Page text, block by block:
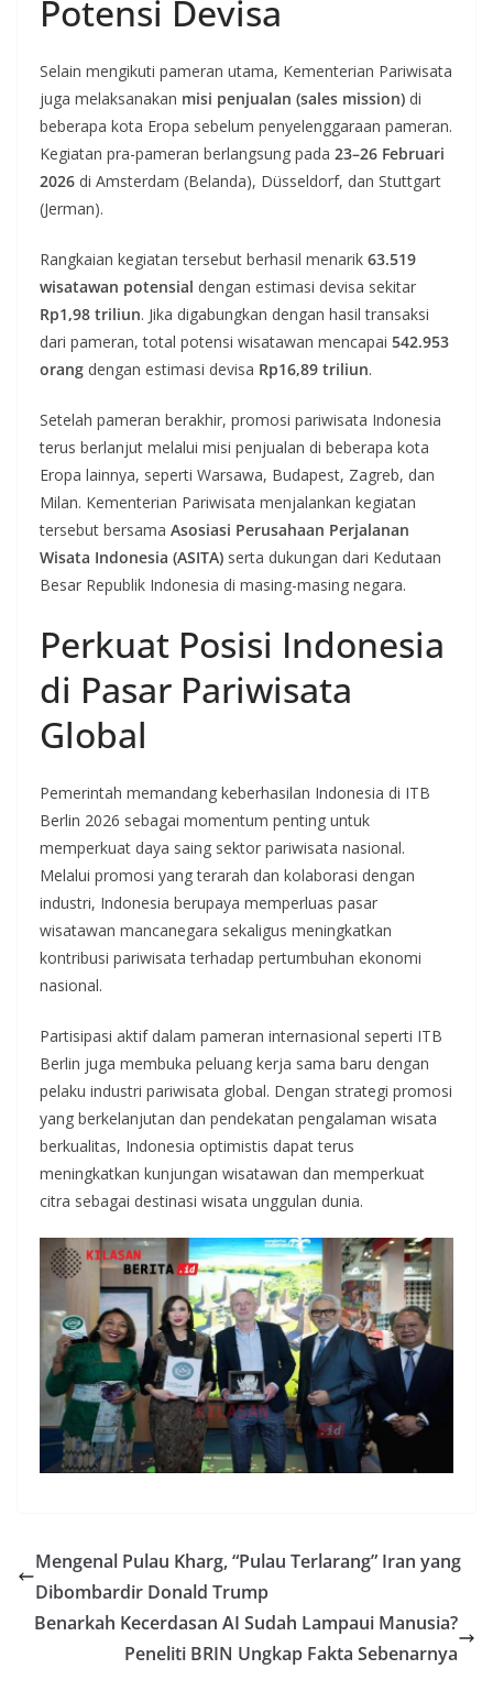
Potensi Devisa
Selain mengikuti pameran utama, Kementerian Pariwisata
juga melaksanakan misi penjualan (sales mission) di
beberapa kota Eropa sebelum penyelenggaraan pameran.
Kegiatan pra-pameran berlangsung pada 23–26 Februari
2026 di Amsterdam (Belanda), Düsseldorf, dan Stuttgart
(Jerman).
Rangkaian kegiatan tersebut berhasil menarik 63.519
wisatawan potensial dengan estimasi devisa sekitar
Rp1,98 triliun. Jika digabungkan dengan hasil transaksi
dari pameran, total potensi wisatawan mencapai 542.953
orang dengan estimasi devisa Rp16,89 triliun.
Setelah pameran berakhir, promosi pariwisata Indonesia
terus berlanjut melalui misi penjualan di beberapa kota
Eropa lainnya, seperti Warsawa, Budapest, Zagreb, dan
Milan. Kementerian Pariwisata menjalankan kegiatan
tersebut bersama Asosiasi Perusahaan Perjalanan
Wisata Indonesia (ASITA) serta dukungan dari Kedutaan
Besar Republik Indonesia di masing-masing negara.
Perkuat Posisi Indonesia
di Pasar Pariwisata
Global
Pemerintah memandang keberhasilan Indonesia di ITB
Berlin 2026 sebagai momentum penting untuk
memperkuat daya saing sektor pariwisata nasional.
Melalui promosi yang terarah dan kolaborasi dengan
industri, Indonesia berupaya memperluas pasar
wisatawan mancanegara sekaligus meningkatkan
kontribusi pariwisata terhadap pertumbuhan ekonomi
nasional.
Partisipasi aktif dalam pameran internasional seperti ITB
Berlin juga membuka peluang kerja sama baru dengan
pelaku industri pariwisata global. Dengan strategi promosi
yang berkelanjutan dan pendekatan pengalaman wisata
berkualitas, Indonesia optimistis dapat terus
meningkatkan kunjungan wisatawan dan memperkuat
citra sebagai destinasi wisata unggulan dunia.
Mengenal Pulau Kharg, “Pulau Terlarang” Iran yang
Dibombardir Donald Trump
Benarkah Kecerdasan AI Sudah Lampaui Manusia?
Peneliti BRIN Ungkap Fakta Sebenarnya